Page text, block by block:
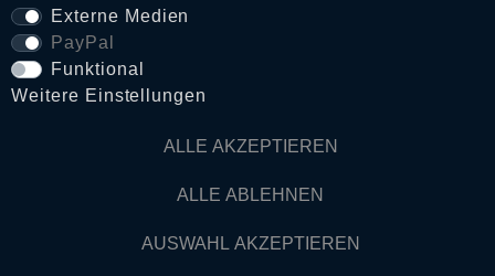
VERTRAG WIDERRUFEN
Kontakt
Externe Medien
PayPal
Funktional
Weitere Einstellungen
ALLE AKZEPTIEREN
ALLE ABLEHNEN
AUSWAHL AKZEPTIEREN